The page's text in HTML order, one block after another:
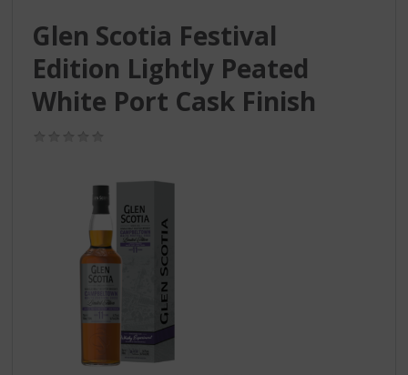
Glen Scotia Festival
Edition Lightly Peated
White Port Cask Finish